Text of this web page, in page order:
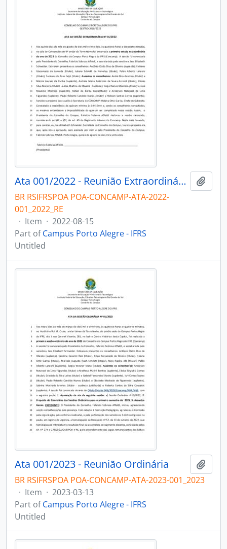
Ata 001/2022 - Reunião Extraordinária
BR RSIFRSPOA POA-CONCAMP-ATA-2022-
001_2022_RE
· Item · 2022-08-15
Part ofCampus Porto Alegre - IFRS
Untitled
Ata 001/2023 - Reunião Ordinária
BR RSIFRSPOA POA-CONCAMP-ATA-2023-001_2023
· Item · 2023-03-13
Part ofCampus Porto Alegre - IFRS
Untitled